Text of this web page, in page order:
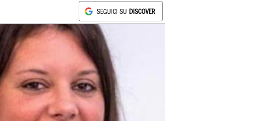
SEGUICI SU DISCOVER